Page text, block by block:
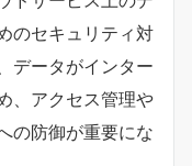
のセキュリティ対
データがインター
、アクセス管理や
の防御が重要にな